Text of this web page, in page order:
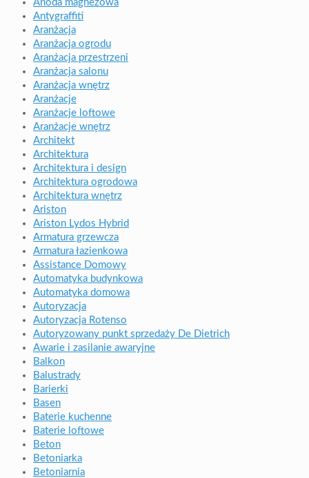
Anoda magnezowa
Antygraffiti
Aranżacja
Aranżacja ogrodu
Aranżacja przestrzeni
Aranżacja salonu
Aranżacja wnętrz
Aranżacje
Aranżacje loftowe
Aranżacje wnętrz
Architekt
Architektura
Architektura i design
Architektura ogrodowa
Architektura wnętrz
Ariston
Ariston Lydos Hybrid
Armatura grzewcza
Armatura łazienkowa
Assistance Domowy
Automatyka budynkowa
Automatyka domowa
Autoryzacja
Autoryzacja Rotenso
Autoryzowany punkt sprzedaży De Dietrich
Awarie i zasilanie awaryjne
Balkon
Balustrady
Barierki
Basen
Baterie kuchenne
Baterie loftowe
Beton
Betoniarka
Betoniarnia